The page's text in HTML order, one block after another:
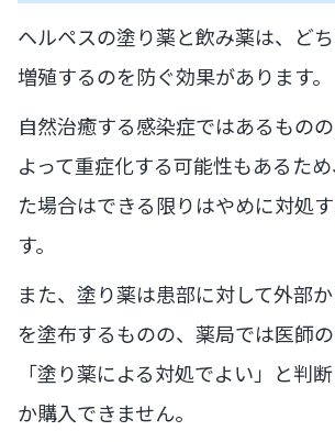
ヘルペスの塗り薬と飲み薬は、ど
増殖するのを防ぐ効果があります。
自然治癒する感染症ではあるもの
よって重症化する可能性もあるた
た場合はできる限りはやめに対処
す。
また、塗り薬は患部に対して外部
を塗布するものの、薬局では医師
「塗り薬による対処でよい」と判
か購入できません。